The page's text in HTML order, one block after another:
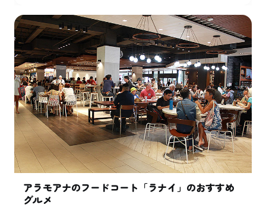
アラモアナのフードコート「ラナイ」のおすすめ
グルメ